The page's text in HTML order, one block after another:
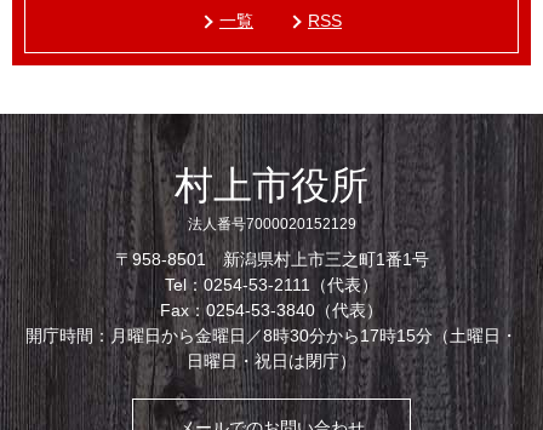
一覧 RSS
村上市役所
法人番号7000020152129
〒958-8501 新潟県村上市三之町1番1号
Tel：0254-53-2111（代表）
Fax：0254-53-3840（代表）
開庁時間：月曜日から金曜日／8時30分から17時15分（土曜日・
日曜日・祝日は閉庁）